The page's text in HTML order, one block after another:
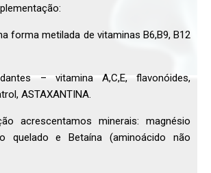
forma metilada de vitaminas B6,B9, B12
– vitamina A,C,E, flavonóides,
ASTAXANTINA.
acrescentamos minerais: magnésio
quelado e Betaína (aminoácido não